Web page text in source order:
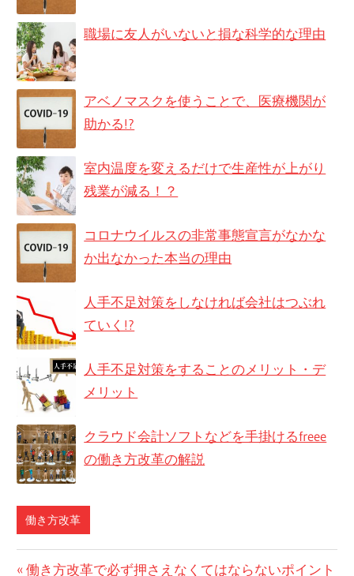
職場に友人がいないと損な科学的な理由
アベノマスクを使うことで、医療機関が
助かる!?
室内温度を変えるだけで生産性が上がり
残業が減る！？
コロナウイルスの非常事態宣言がなかな
か出なかった本当の理由
人手不足対策をしなければ会社はつぶれ
ていく!?
人手不足対策をすることのメリット・デ
メリット
クラウド会計ソフトなどを手掛けるfreee
の働き方改革の解説
働き方改革
前
働き方改革で必ず押さえなくてはならないポイント